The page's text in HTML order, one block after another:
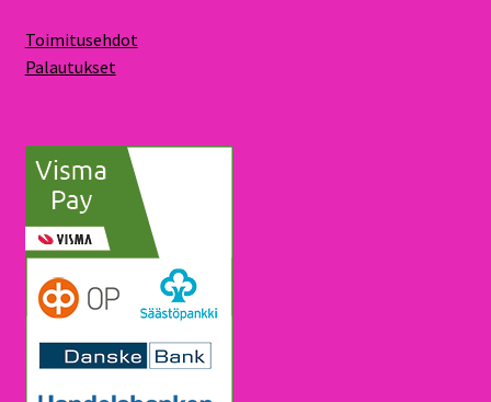
Toimitusehdot
Palautukset